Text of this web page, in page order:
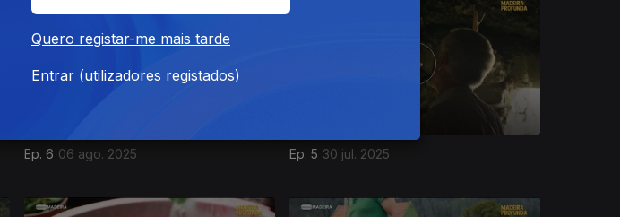
Ep. 6 06 ago. 2025 Ep. 5 30 jul. 2025
Quero registar-me mais tarde
Entrar (utilizadores registados)